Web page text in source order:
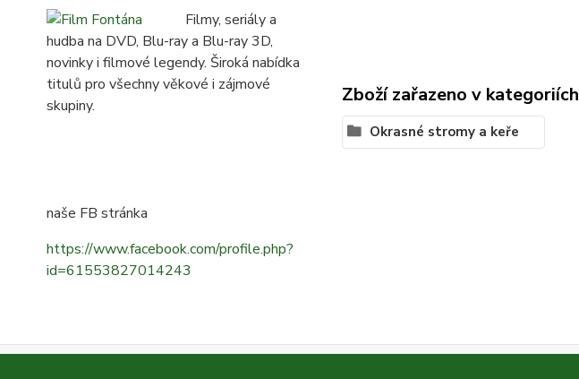
Filmy, seriály a
hudba na DVD, Blu-ray a Blu-ray 3D,
novinky i filmové legendy. Široká nabídka
titulů pro všechny věkové i zájmové
skupiny.
naše FB stránka
https://www.facebook.com/profile.php?
id=61553827014243
Zboží zařazeno v kategoriích
Okrasné stromy a keře